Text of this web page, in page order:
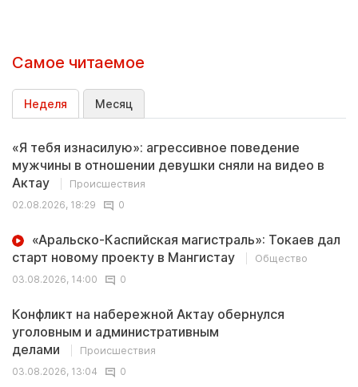
Самое читаемое
Неделя Месяц
«Я тебя изнасилую»: агрессивное поведение
мужчины в отношении девушки сняли на видео в
Актау
Происшествия
02.08.2026, 18:29
0
«Аральско-Каспийская магистраль»: Токаев дал
старт новому проекту в Мангистау
Общество
03.08.2026, 14:00
0
Конфликт на набережной Актау обернулся
уголовным и административным
делами
Происшествия
03.08.2026, 13:04
0